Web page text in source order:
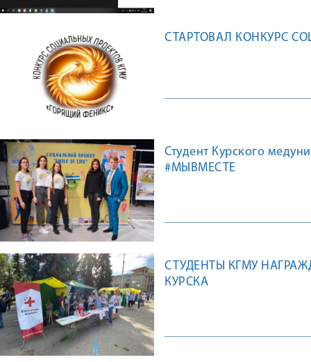
СТАРТОВАЛ КОНКУРС
Студент Курского
#МЫВМЕСТЕ
СТУДЕНТЫ КГМУ
КУРСКА